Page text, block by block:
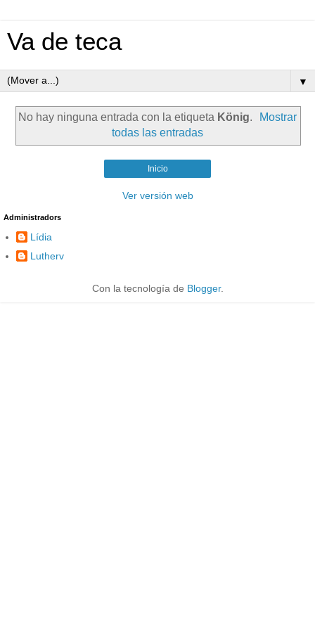
Va de teca
▼
No hay ninguna entrada con la etiqueta König.
Mostrar
todas las entradas
Inicio
Ver versión web
Administradors
Lídia
Lutherv
Con la tecnología de Blogger.